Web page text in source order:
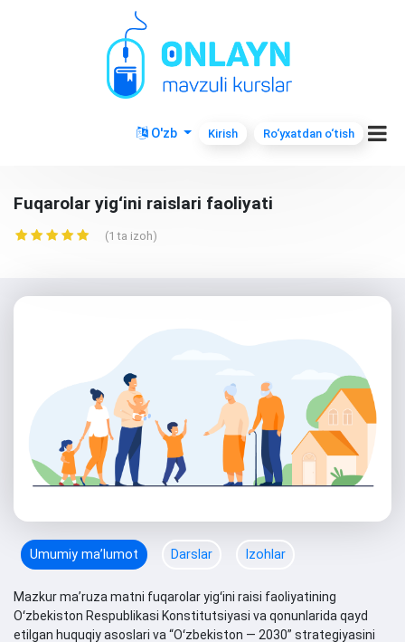
O'zb Kirish Ro‘yxatdan o‘tish
Fuqarolar yigʻini raislari faoliyati
(1 ta izoh)
Umumiy maʼlumot Darslar Izohlar
Mazkur maʼruza matni fuqarolar yigʻini raisi faoliyatining
Oʻzbekiston Respublikasi Konstitutsiyasi va qonunlarida qayd
etilgan huquqiy asoslari va “Oʻzbekiston — 2030” strategiyasini